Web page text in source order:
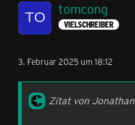
tomcong
VIELSCHREIBER
3. Februar 2025 um 18:12
Zitat von Jonathan